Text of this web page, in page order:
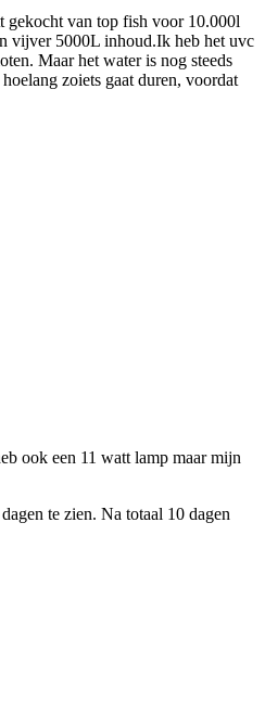
gekocht van top fish voor 10.000l
vijver 5000L inhoud.Ik heb het uvc
Maar het water is nog steeds
zoiets gaat duren, voordat
ook een 11 watt lamp maar mijn
te zien. Na totaal 10 dagen